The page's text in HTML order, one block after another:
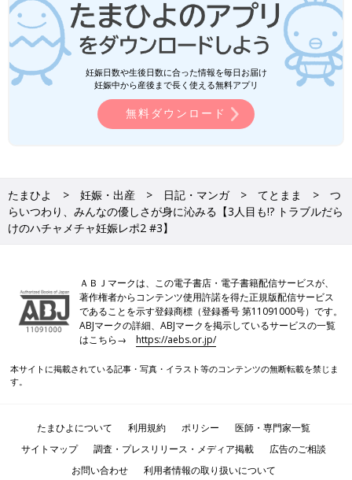
妊娠日数や生後日数に合った情報を毎日お届け
妊娠中から産後まで長く使える無料アプリ
無料ダウンロード
たまひよ 妊娠・出産 日記・マンガ てとまま
つ
らいつわり、みんなの優しさが身に沁みる【3人目も!? トラブルだら
けのハチャメチャ妊娠レポ2 #3】
ＡＢＪマークは、この電子書店・電子書籍配信サービスが、
著作権者からコンテンツ使用許諾を得た正規版配信サービス
であることを示す登録商標（登録番号 第11091000号）です。
ABJマークの詳細、ABJマークを掲示しているサービスの一覧
はこちら→https://aebs.or.jp/
本サイトに掲載されている記事・写真・イラスト等のコンテンツの無断転載を禁じま
す。
たまひよについて 利用規約 ポリシー
医師・専門家一覧
サイトマップ
調査・プレスリリース・メディア掲載
広告のご相談
お問い合わせ
利用者情報の取り扱いについて